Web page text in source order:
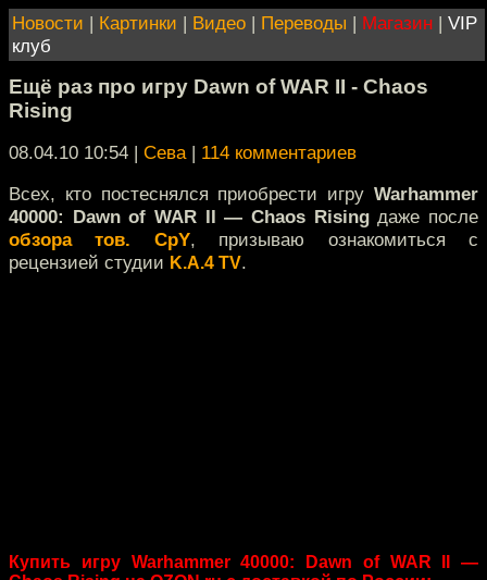
Новости | Картинки | Видео | Переводы | Магазин | VIP
клуб
Ещё раз про игру Dawn of WAR II - Chaos
Rising
08.04.10 10:54 | Сева| 114 комментариев
Всех, кто постеснялся приобрести игру Warhammer
40000: Dawn of WAR II — Chaos Risingдаже после
обзора тов. CpY, призываю ознакомиться с
рецензией студии K.A.4 TV.
Купить игру Warhammer 40000: Dawn of WAR II —